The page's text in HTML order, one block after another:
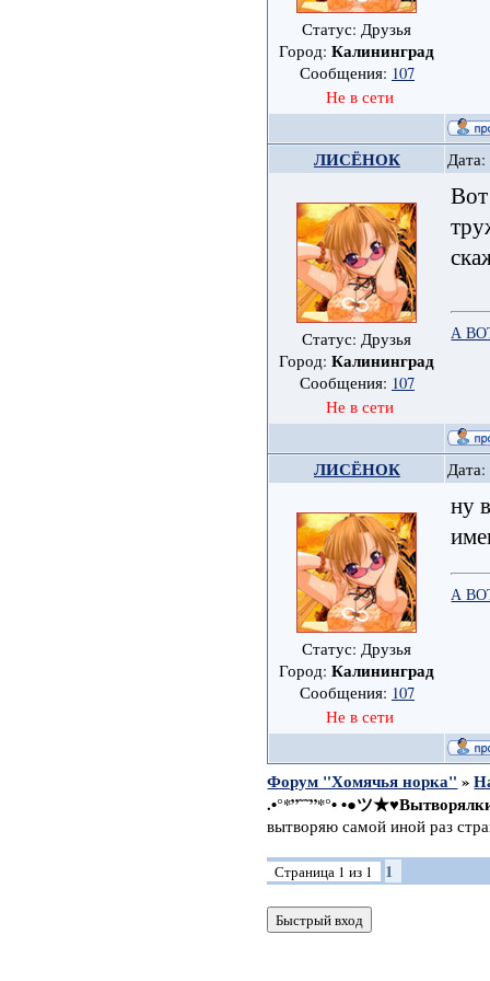
Статус: Друзья
Город:Калининград
Сообщения: 107
Не в сети
ЛИСЁНОК
Статус: Друзья
Город:Калининград
Сообщения: 107
Не в сети
А
ЛИСЁНОК
Статус: Друзья
Город:Калининград
Сообщения: 107
Не в сети
ну
А
Форум "Хомячья норка" »
.•°*”˜˜”*°• •●ツ
вытворяю самой иной раз
Страница 1 из 1 1